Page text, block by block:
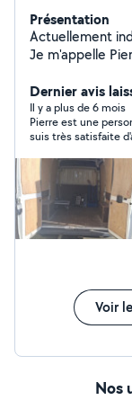
Présentation
Actuellement
Je m'appelle
déménagement
greniers ... - Evacuation et mise en déchèterie - Livraison
de tout type de
sangles,
lourdes, ainsi
roulants pour
meubles. Plusieurs années d'éxpèrience en la matière.
Ponctuel,
démène pour
bientôt ! Pierre
Dernier avis
Il y a plus de 6 mois
Pierre est une
suis très satisfaite
Voir
Nos